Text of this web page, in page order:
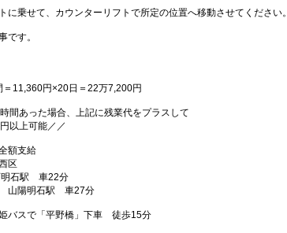
に乗せて、カウンターリフトで所定の位置へ移動させてください。
です。
＝11,360円×20日＝22万7,200円
間あった場合、上記に残業代をプラスして
以上可能／／
額支給
区
石駅 車22分
山陽明石駅 車27分
バスで「平野橋」下車 徒歩15分